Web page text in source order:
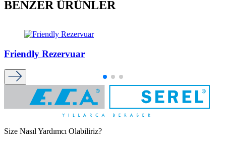
BENZER ÜRÜNLER
Friendly Rezervuar
Size Nasıl Yardımcı Olabiliriz?